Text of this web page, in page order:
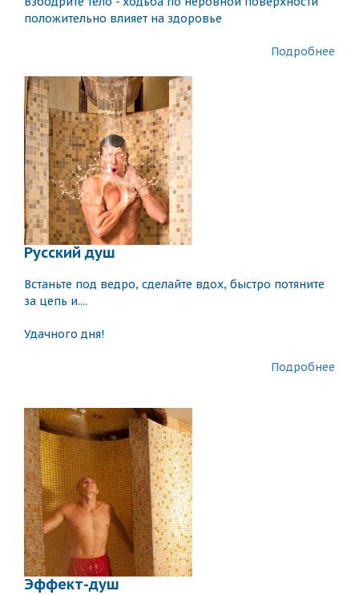
положительно влияет на здоровье
Подробнее
Русский душ
Встаньте под ведро, сделайте вдох, быстро потяните
за цепь и....
Удачного дня!
Подробнее
Эффект-душ